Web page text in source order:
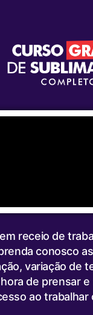
receio de
conosco
variação de
de prensar
ao